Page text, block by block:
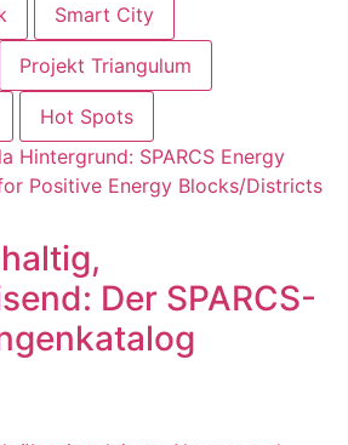
Smart City
Projekt Triangulum
Hot Spots
Der SPARCS-